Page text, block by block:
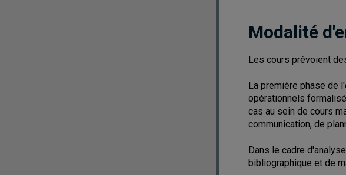
Modalité
Les cours prévoient
La première phase de
opérationnels
cas au sein de cours
communication, de
Dans le cadre
bibliographique et de